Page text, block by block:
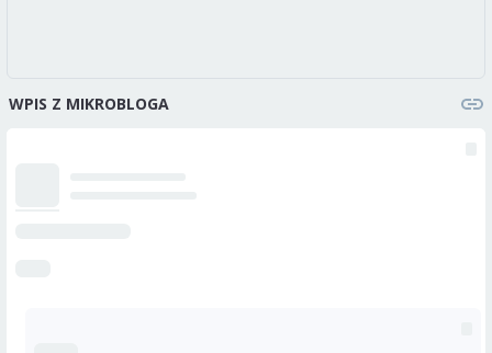
WPIS Z MIKROBLOGA